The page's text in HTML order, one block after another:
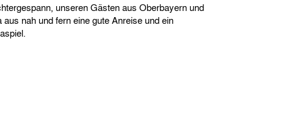
unseren Gästen aus Oberbayern und
nah und fern eine gute Anreise und ein